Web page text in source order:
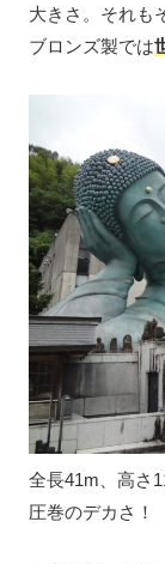
大きさ。それも
ブロンズ製では
全長41m、高さ
圧巻のデカさ！